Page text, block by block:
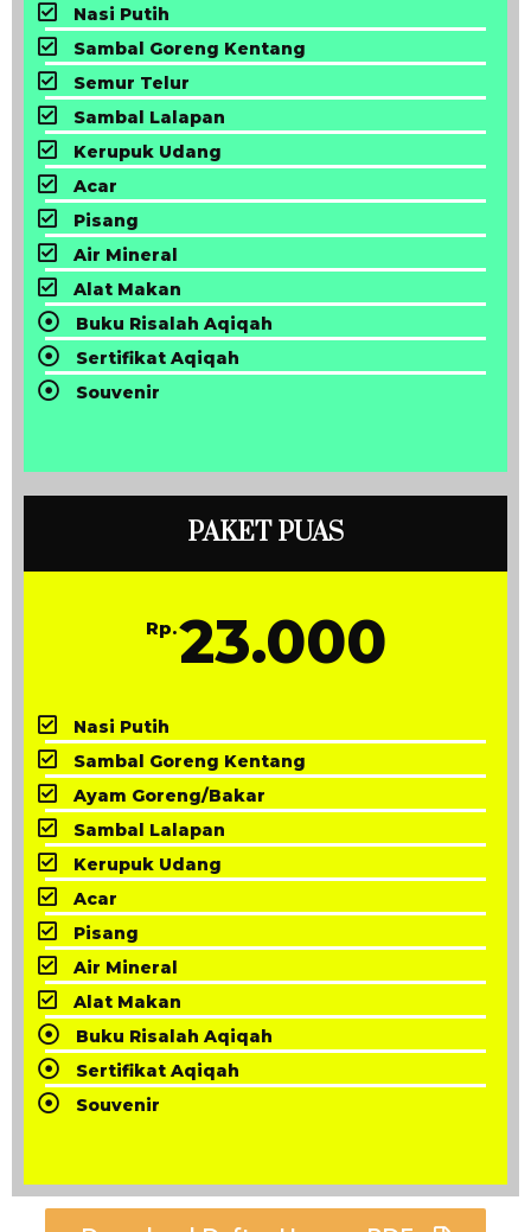
Nasi Putih
Sambal Goreng Kentang
Semur Telur
Sambal Lalapan
Kerupuk Udang
Acar
Pisang
Air Mineral
Alat Makan
Buku Risalah Aqiqah
Sertifikat Aqiqah
Souvenir
PAKET PUAS
Rp.23.000
Nasi Putih
Sambal Goreng Kentang
Ayam Goreng/Bakar
Sambal Lalapan
Kerupuk Udang
Acar
Pisang
Air Mineral
Alat Makan
Buku Risalah Aqiqah
Sertifikat Aqiqah
Souvenir